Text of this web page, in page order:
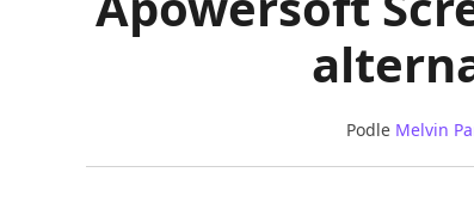
Podle Melvin